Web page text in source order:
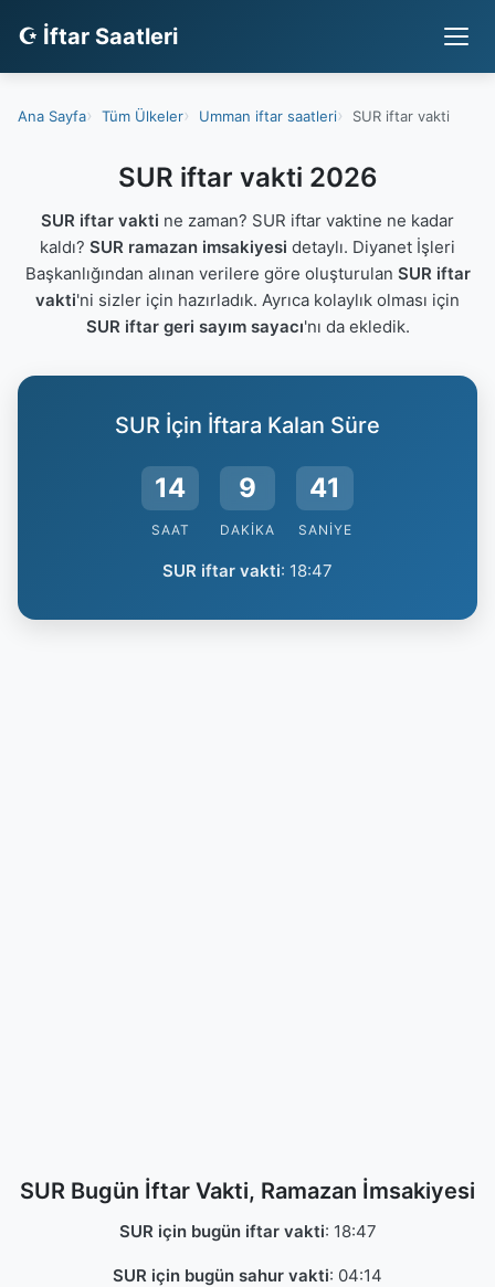
☪ İftar Saatleri
Ana Sayfa Tüm Ülkeler Umman iftar saatleri SUR iftar vakti
SUR iftar vakti 2026
SUR iftar vakti ne zaman? SUR iftar vaktine ne kadar
kaldı? SUR ramazan imsakiyesi detaylı. Diyanet İşleri
Başkanlığından alınan verilere göre oluşturulan SUR iftar
vakti'ni sizler için hazırladık. Ayrıca kolaylık olması için
SUR iftar geri sayım sayacı'nı da ekledik.
SUR İçin İftara Kalan Süre
14
SAAT
9
DAKIKA
41
SANIYE
SUR iftar vakti: 18:47
SUR Bugün İftar Vakti, Ramazan İmsakiyesi
SUR için bugün iftar vakti: 18:47
SUR için bugün sahur vakti: 04:14